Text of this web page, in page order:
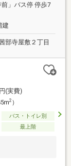
」バス停 停歩7
建
部寺屋敷２丁目
(実費)
2）
バス・トイレ別
最上階